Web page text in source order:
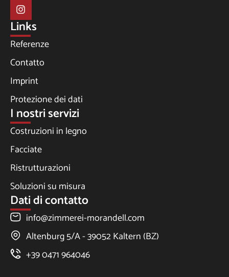
Links
Referenze
Contatto
Imprint
Protezione dei dati
I nostri servizi
Costruzioni in legno
Facciate
Ristrutturazioni
Soluzioni su misura
Dati di contatto
info@zimmerei-morandell.com
Altenburg 5/A - 39052 Kaltern (BZ)
+39 0471 964046